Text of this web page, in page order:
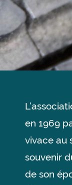
en 1969
vivace au
souvenir
de son